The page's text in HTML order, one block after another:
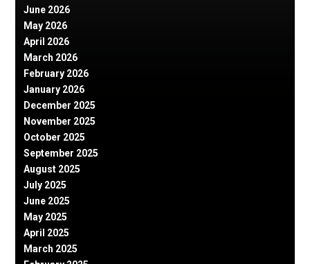
June 2026
May 2026
April 2026
March 2026
February 2026
January 2026
December 2025
November 2025
October 2025
September 2025
August 2025
July 2025
June 2025
May 2025
April 2025
March 2025